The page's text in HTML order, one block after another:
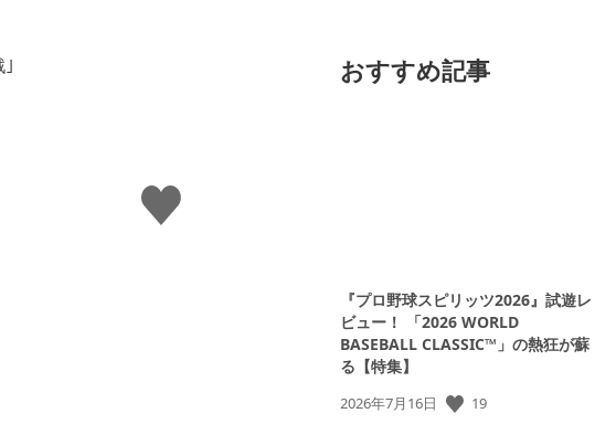
い
い
おすすめ記事
『プロ野球スピリッツ2026』試遊レ
ビュー！ 「2026 WORLD
BASEBALL CLASSIC™」の熱狂が蘇
る【特集】
公
2026年7月16日 19